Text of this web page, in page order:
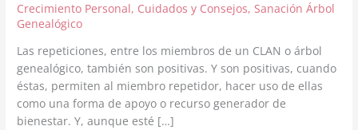
Crecimiento Personal, Cuidados y Consejos, Sanación Árbol
Genealógico
Las repeticiones, entre los miembros de un CLAN o árbol
genealógico, también son positivas. Y son positivas, cuando
éstas, permiten al miembro repetidor, hacer uso de ellas
como una forma de apoyo o recurso generador de
bienestar. Y, aunque esté […]